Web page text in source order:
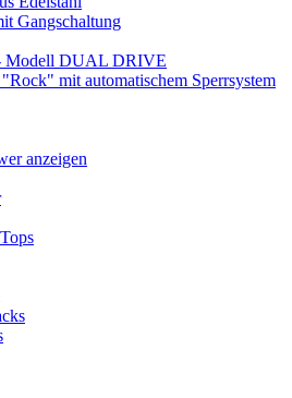
Gangschaltung
Modell DUAL DRIVE
mit automatischem Sperrsystem
anzeigen